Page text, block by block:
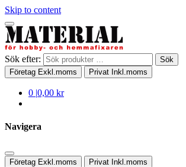
Skip to content
Sök efter:
Sök
Företag Exkl.moms Privat Inkl.moms
0 |0,00 kr
Navigera
Företag Exkl.moms Privat Inkl.moms